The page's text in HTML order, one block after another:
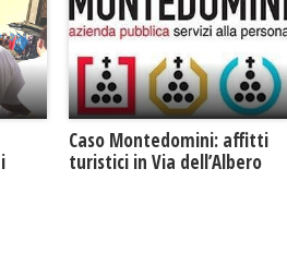
Caso Montedomini: affitti
turistici in Via dell’Albero